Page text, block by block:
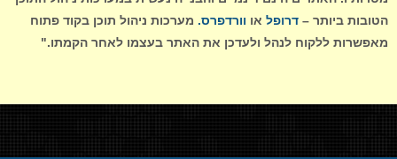
הטובות ביותר – דרופל או וורדפרס. מערכות ניהול תוכן בקוד פתוח
מאפשרות ללקוח לנהל ולעדכן את האתר בעצמו לאחר הקמתו."